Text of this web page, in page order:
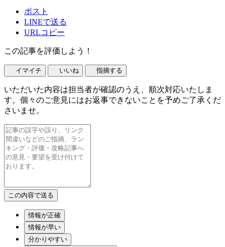
ポスト
LINEで送る
URLコピー
この記事を評価しよう！
イマイチ いいね 指摘する
いただいた内容は担当者が確認のうえ、順次対応いたしま
す。個々のご意見にはお返事できないことを予めご了承くだ
さいませ。
情報が正確
情報が早い
分かりやすい